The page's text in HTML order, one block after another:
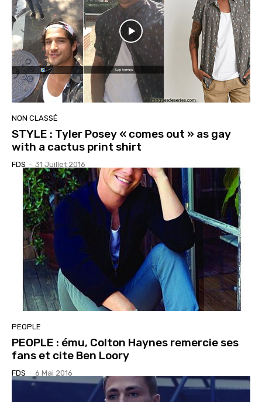
NON CLASSÉ
STYLE : Tyler Posey « comes out » as gay
with a cactus print shirt
FDS - 31 Juillet 2016
PEOPLE
PEOPLE : ému, Colton Haynes remercie ses
fans et cite Ben Loory
FDS - 6 Mai 2016